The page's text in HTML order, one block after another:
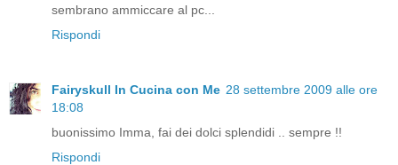
sembrano ammiccare al pc...
Rispondi
Fairyskull In Cucina con Me 28 settembre 2009 alle ore
18:08
buonissimo Imma, fai dei dolci splendidi .. sempre !!
Rispondi